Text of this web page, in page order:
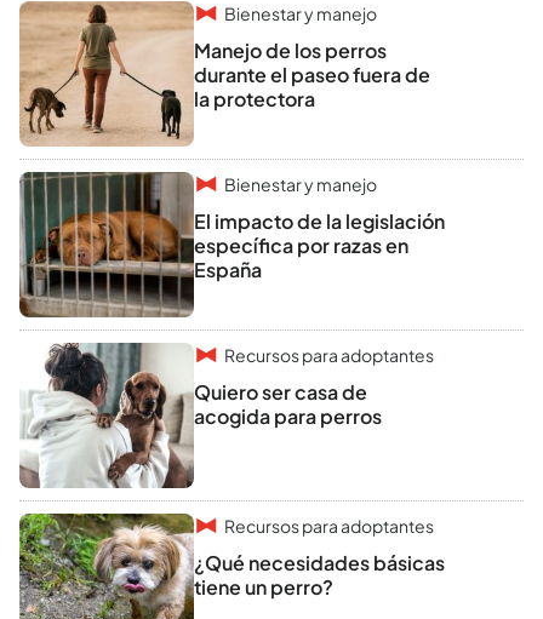
Bienestar y manejo
Manejo de los perros
durante el paseo fuera de
la protectora
Bienestar y manejo
El impacto de la legislación
específica por razas en
España
Recursos para adoptantes
Quiero ser casa de
acogida para perros
Recursos para adoptantes
¿Qué necesidades básicas
tiene un perro?